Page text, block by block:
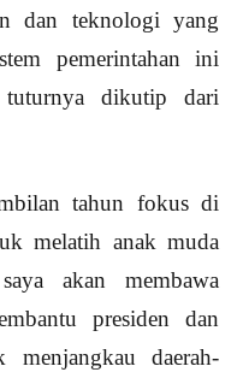
dan teknologi yang
pemerintahan ini
dikutip dari
tahun fokus di
melatih anak muda
akan membawa
presiden dan
menjangkau daerah-